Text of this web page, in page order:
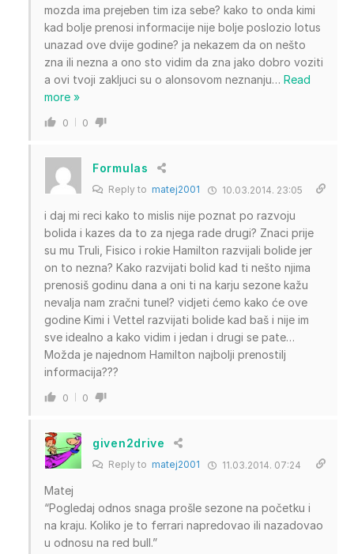
mozda ima prejeben tim iza sebe? kako to onda kimi
kad bolje prenosi informacije nije bolje poslozio lotus
unazad ove dvije godine? ja nekazem da on nešto
zna ili nezna a ono sto vidim da zna jako dobro voziti
a ovi tvoji zakljuci su o alonsovom neznanju… Read
more »
0 0
Formulas
Reply to matej2001 10.03.2014. 23:05
i daj mi reci kako to mislis nije poznat po razvoju
bolida i kazes da to za njega rade drugi? Znaci prije
su mu Truli, Fisico i rokie Hamilton razvijali bolide jer
on to nezna? Kako razvijati bolid kad ti nešto njima
prenosiš godinu dana a oni ti na karju sezone kažu
nevalja nam zračni tunel? vidjeti ćemo kako će ove
godine Kimi i Vettel razvijati bolide kad baš i nije im
sve idealno a kako vidim i jedan i drugi se pate…
Možda je najednom Hamilton najbolji prenostilj
informacija???
0 0
given2drive
Reply to matej2001 11.03.2014. 07:24
Matej
“Pogledaj odnos snaga prošle sezone na početku i
na kraju. Koliko je to ferrari napredovao ili nazadovao
u odnosu na red bull.”